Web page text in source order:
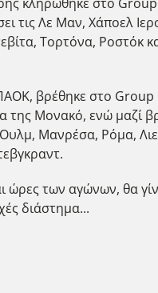
τις Λε Μαν, Χάποελ
Τορτόνα, Ροστόκ
βρέθηκε στο Group
της Μονακό, ενώ μαζί
Μανρέσα, Ρόμα,
ώρες των αγώνων, θα
διάστημα...